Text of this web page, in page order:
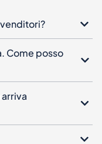
Come posso